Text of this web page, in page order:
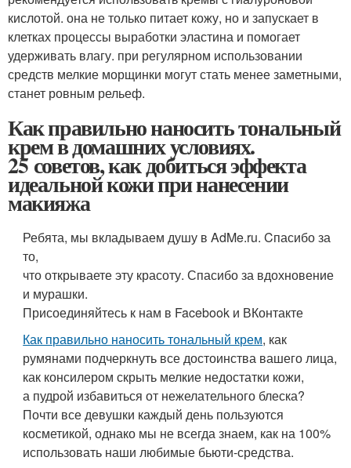
кислотой. она не только питает кожу, но и запускает в
клетках процессы выработки эластина и помогает
удерживать влагу. при регулярном использовании
средств мелкие морщинки могут стать менее заметными,
станет ровным рельеф.
Как правильно наносить тональный
крем в домашних условиях.
25 советов, как добиться эффекта
идеальной кожи при нанесении
макияжа
Ребята, мы вкладываем душу в AdMe.ru. Cпасибо за
то,
что открываете эту красоту. Спасибо за вдохновение
и мурашки.
Присоединяйтесь к нам в Facebook и ВКонтакте
Как правильно наносить тональный крем, как
румянами подчеркнуть все достоинства вашего лица,
как консилером скрыть мелкие недостатки кожи,
а пудрой избавиться от нежелательного блеска?
Почти все девушки каждый день пользуются
косметикой, однако мы не всегда знаем, как на 100%
использовать наши любимые бьюти-средства.